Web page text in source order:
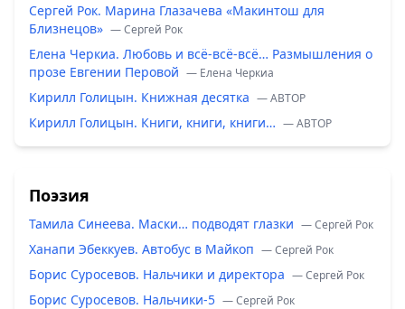
Сергей Рок. Марина Глазачева «Макинтош для
Близнецов» — Сергей Рок
Елена Черкиа. Любовь и всё-всё-всё… Размышления о
прозе Евгении Перовой — Елена Черкиа
Кирилл Голицын. Книжная десятка — ABTOP
Кирилл Голицын. Книги, книги, книги… — ABTOP
Поэзия
Тамила Синеева. Маски… подводят глазки — Сергей Рок
Ханапи Эбеккуев. Автобус в Майкоп — Сергей Рок
Борис Суросевов. Нальчики и директора — Сергей Рок
Борис Суросевов. Нальчики-5 — Сергей Рок